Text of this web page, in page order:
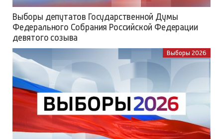
Выборы депутатов Государственной Думы
Федерального Собрания Российской Федерации
девятого созыва
Выборы 2026